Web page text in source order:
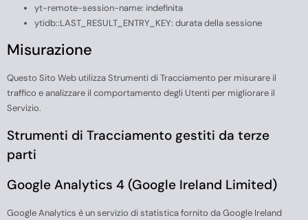
yt-remote-session-name: indefinita
ytidb::LAST_RESULT_ENTRY_KEY: durata della sessione
Misurazione
Questo Sito Web utilizza Strumenti di Tracciamento per misurare il
traffico e analizzare il comportamento degli Utenti per migliorare il
Servizio.
Strumenti di Tracciamento gestiti da terze
parti
Google Analytics 4 (Google Ireland Limited)
Google Analytics è un servizio di statistica fornito da Google Ireland